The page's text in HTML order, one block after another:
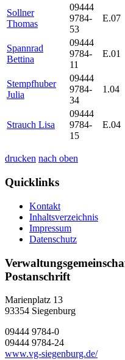
Sollner
Thomas
09444
9784-
53
E.07
Spannrad
Bettina
09444
9784-
11
E.01
Stempfhuber
Julia
09444
9784-
34
1.04
Strauch Lisa
09444
9784-
15
E.04
drucken nach oben
Quicklinks
Kontakt
Inhaltsverzeichnis
Impressum
Datenschutz
Postanschrift
Marienplatz 13
93354 Siegenburg
09444 9784-0
09444 9784-24
www.vg-siegenburg.de/